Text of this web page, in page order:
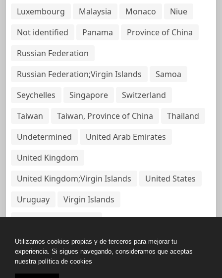
Luxembourg
Malaysia Monaco
Niue
Not identified
Panama
Province of China
Russian Federation
Russian Federation;Virgin Islands
Samoa
Seychelles
Singapore
Switzerland
Taiwan
Taiwan, Province of China
Thailand
Undetermined
United Arab Emirates
United Kingdom
United Kingdom;Virgin Islands
United States
Uruguay
Virgin Islands
Virgin Islands, British
Copyright © All rights reserved.
Utilizamos cookies propias y de terceros para mejorar tu
experiencia. Si sigues navegando, consideramos que aceptas
nuestra política de cookies